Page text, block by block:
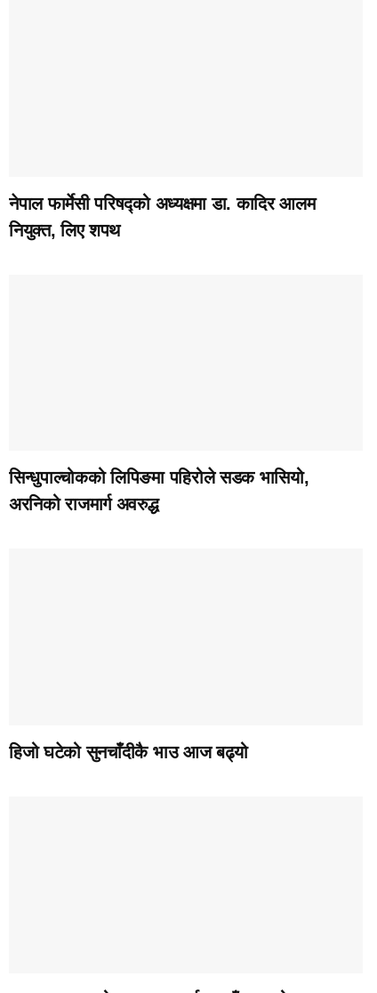
नेपाल फार्मेसी परिषद्को अध्यक्षमा डा. कादिर आलम
नियुक्त, लिए शपथ
सिन्धुपाल्चोकको लिपिङमा पहिरोले सडक भासियो,
अरनिको राजमार्ग अवरुद्ध
हिजो घटेको सुनचाँदीकै भाउ आज बढ्यो